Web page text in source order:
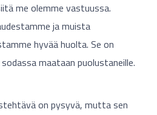
me olemme vastuussa.
ja muista
hyvää huolta. Se on
maataan puolustaneille.
on pysyvä, mutta sen